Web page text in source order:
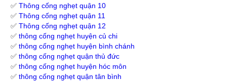
✅ Thông cống nghẹt quận 10
✅ Thông cống nghẹt quận 11
✅ Thông cống nghẹt quận 12
✅ thông cống nghẹt huyện củ chi
✅ thông cống nghẹt huyện bình chánh
✅ thông cống nghẹt quận thủ đức
✅ thông cống nghẹt huyện hóc môn
✅ thông cống nghẹt quận tân bình